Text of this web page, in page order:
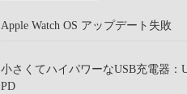
Apple Watch OS アップデート失敗
小さくてハイパワーなUSB充電器：
PD